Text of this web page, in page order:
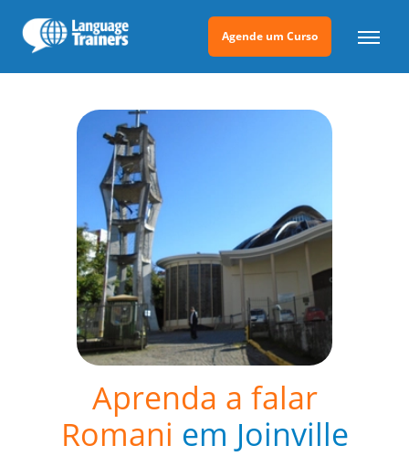
Agende um Curso
Aprenda a falar
Romani em Joinville